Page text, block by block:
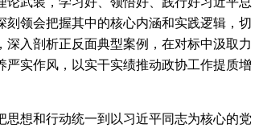
领会把握其中的核心内涵和实践逻辑，切
入剖析正反面典型案例，在对标中汲取力
实作风，以实干实绩推动政协工作提质增
想和行动统一到以习近平同志为核心的党